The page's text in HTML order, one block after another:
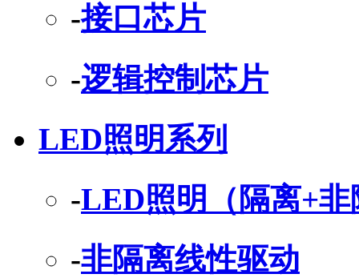
-接口芯片
-逻辑控制芯片
LED照明系列
-LED照明（隔离+非
-非隔离线性驱动